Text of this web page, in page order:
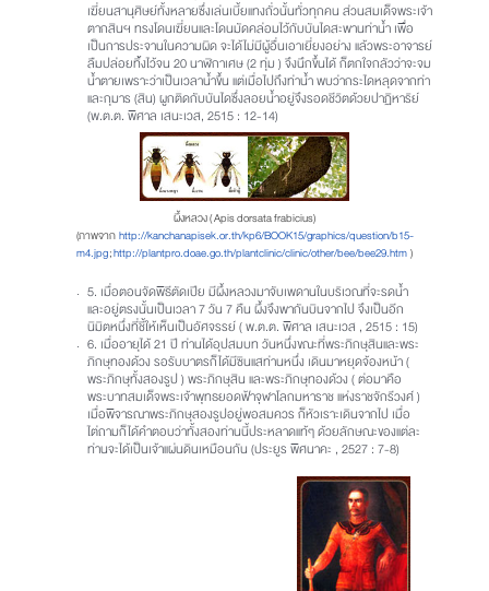
เฆี่ยนสานุศิษย์ทั้งหลายซึ่งเล่นเบี้ยแทงถั่วนั้นทั่วทุกคน ส่วนสมเด็จพระเจ้า
ตากสินฯ ทรงโดนเฆี่ยนและโดนมัดคล่อมไว้กับบันไดสะพานท่าน้ำ เพื่อ
เป็นการประจานในความผิด จะได้ไม่มีผู้อื่นเอาเยี่ยงอย่าง แล้วพระอาจารย์
ลืมปล่อยทิ้งไว้จน 20 นาฬิกาเศษ (2 ทุ่ม ) จึงนึกขึ้นได้ ก็ตกใจกลัวว่าจะจม
น้ำตายเพราะว่าเป็นเวลาน้ำขึ้น แต่เมื่อไปถึงท่าน้ำ พบว่ากระไดหลุดจากท่า
และกุมาร (สิน) ผูกติดกับบันไดซึ่งลอยน้ำอยู่จึงรอดชีวิตด้วยปาฏิหาริย์
(พ.ต.ต. พิศาล เสนะเวส, 2515 : 12-14)
ผึ้งหลวง ( Apis dorsata frabicius)
(ภาพจาก http://kanchanapisek.or.th/kp6/BOOK15/graphics/question/b15-
m4.jpg ; http://plantpro.doae.go.th/plantclinic/clinic/other/bee/bee29.htm )
5. เมื่อตอนจัดพิธีตัดเปีย มีผึ้งหลวงมาจับเพดานในบริเวณที่จะรดน้ำ
และอยู่ตรงนั้นเป็นเวลา 7 วัน 7 คืน ผึ้งจึงพากันบินจากไป จึงเป็นอีก
นิมิตหนึ่งที่ชี้ให้เห็นเป็นอัศจรรย์ ( พ.ต.ต. พิศาล เสนะเวส , 2515 : 15)
6. เมื่ออายุได้ 21 ปี ท่านได้อุปสมบท วันหนึ่งขณะที่พระภิกษุสินและพระ
ภิกษุทองด้วง รอรับบาตรก็ได้มีซินแสท่านหนึ่ง เดินมาหยุดจ้องหน้า (
พระภิกษุทั้งสองรูป ) พระภิกษุสิน และพระภิกษุทองด้วง ( ต่อมาคือ
พระบาทสมเด็จพระเจ้าพุทธยอดฟ้าจุฬาโลกมหาราช แห่งราชจักรีวงศ์ )
เมื่อพิจารณาพระภิกษุสองรูปอยู่พอสมควร ก็หัวเราะเดินจากไป เมื่อ
ไต่ถามก็ได้คำตอบว่าทั้งสองท่านนี้ประหลาดแท้ๆ ด้วยลักษณะของแต่ละ
ท่านจะได้เป็นเจ้าแผ่นดินเหมือนกัน (ประยูร พิศนาคะ , 2527 : 7-8)